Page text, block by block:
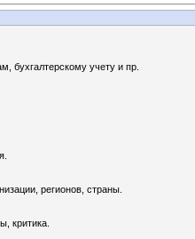
бухгалтерскому учету и пр.
регионов, страны.
критика.